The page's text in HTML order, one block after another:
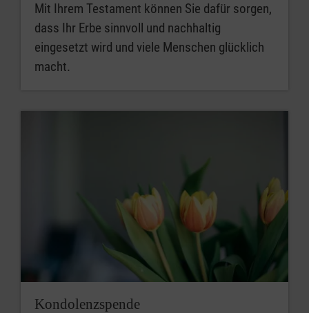
Mit Ihrem Testament können Sie dafür sorgen,
dass Ihr Erbe sinnvoll und nachhaltig
eingesetzt wird und viele Menschen glücklich
macht.
Kondolenzspende